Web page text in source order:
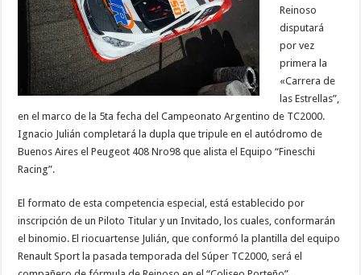
Reinoso
disputará
por vez
primera la
«Carrera de
las Estrellas”,
en el marco de la 5ta fecha del Campeonato Argentino de TC2000.
Ignacio Julián completará la dupla que tripule en el autódromo de
Buenos Aires el Peugeot 408 Nro98 que alista el Equipo “Fineschi
Racing”.
El formato de esta competencia especial, está establecido por
inscripción de un Piloto Titular y un Invitado, los cuales, conformarán
el binomio. El riocuartense Julián, que conformó la plantilla del equipo
Renault Sport la pasada temporada del Súper TC2000, será el